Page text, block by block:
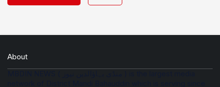
About